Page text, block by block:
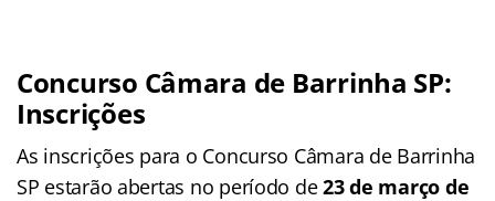
Concurso Câmara de Barrinha SP:
Inscrições
As inscrições para o Concurso Câmara de Barrinha
SP estarão abertas no período de23 de março de